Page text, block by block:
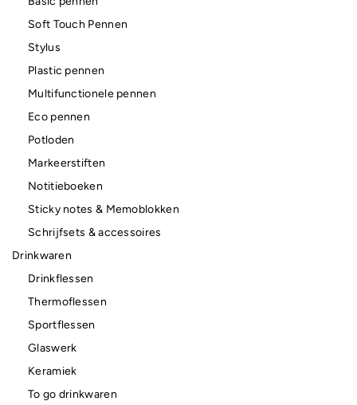
Soft Touch Pennen
Stylus
Plastic pennen
Multifunctionele pennen
Eco pennen
Potloden
Markeerstiften
Notitieboeken
Sticky notes & Memoblokken
Schrijfsets & accessoires
Drinkwaren
Drinkflessen
Thermoflessen
Sportflessen
Glaswerk
Keramiek
To go drinkwaren